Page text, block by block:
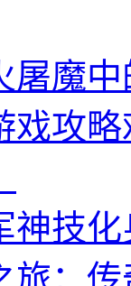
屠魔
戏攻
神技